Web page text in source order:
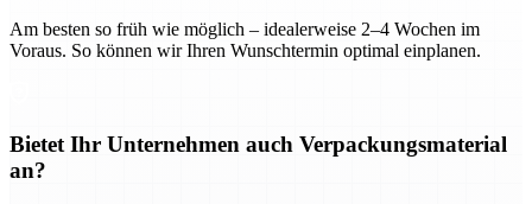
Am besten so früh wie möglich – idealerweise 2–4 Wochen im
Voraus. So können wir Ihren Wunschtermin optimal einplanen.
Bietet Ihr Unternehmen auch Verpackungsmaterial
an?